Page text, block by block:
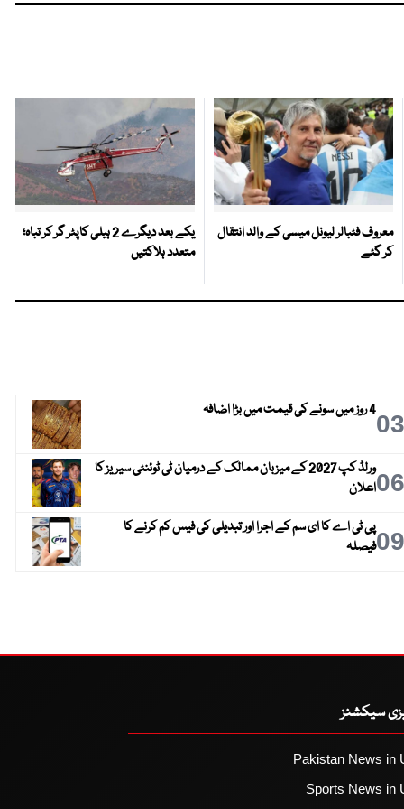
معروف فٹبالر لیونل میسی کے والد انتقال
کر گئے
یکے بعد دیگرے 2 ہیلی کاپٹر گر کر تباہ؛
متعدد ہلاکتیں
034 روز میں سونے کی قیمت میں بڑا اضافہ
06
ورلڈ کپ 2027 کے میزبان ممالک کے درمیان ٹی ٹوئنٹی سیریز کا
اعلان
09پی ٹی اے کا ای سم کے اجرا اور تبدیلی کی فیس کم کرنے کا
فیصلہ
سیکشنز
Pakistan News in
Sports News in